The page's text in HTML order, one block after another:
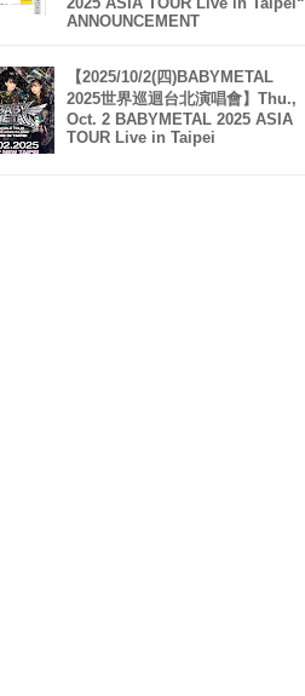
ANNOUNCEMENT
【2025/10/2(四)BABYMETAL
2025世界巡迴台北演唱會】Thu.,
Oct. 2 BABYMETAL 2025 ASIA
TOUR Live in Taipei